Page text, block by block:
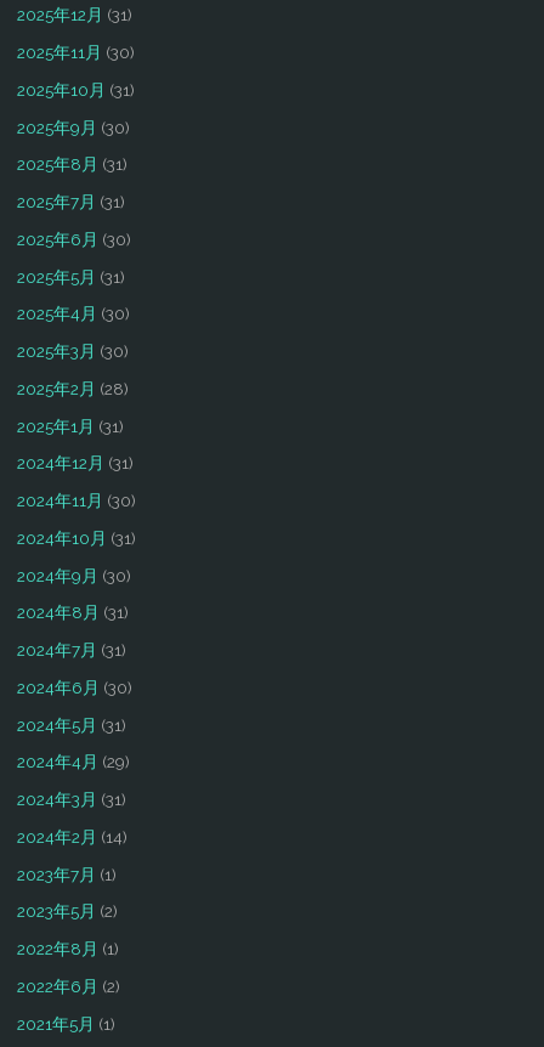
2025年12月 (31)
2025年11月 (30)
2025年10月 (31)
2025年9月 (30)
2025年8月 (31)
2025年7月 (31)
2025年6月 (30)
2025年5月 (31)
2025年4月 (30)
2025年3月 (30)
2025年2月 (28)
2025年1月 (31)
2024年12月 (31)
2024年11月 (30)
2024年10月 (31)
2024年9月 (30)
2024年8月 (31)
2024年7月 (31)
2024年6月 (30)
2024年5月 (31)
2024年4月 (29)
2024年3月 (31)
2024年2月 (14)
2023年7月 (1)
2023年5月 (2)
2022年8月 (1)
2022年6月 (2)
2021年5月 (1)